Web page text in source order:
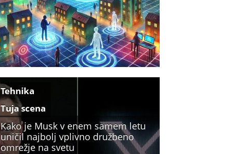
Kako je Musk v enem samem letu
uničil najbolj vplivno družbeno
omrežje na svetu
Tehnika
Tuja scena